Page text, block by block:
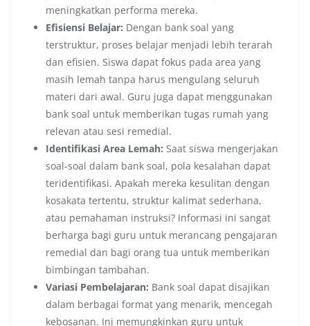
meningkatkan performa mereka.
Efisiensi Belajar: Dengan bank soal yang
terstruktur, proses belajar menjadi lebih terarah
dan efisien. Siswa dapat fokus pada area yang
masih lemah tanpa harus mengulang seluruh
materi dari awal. Guru juga dapat menggunakan
bank soal untuk memberikan tugas rumah yang
relevan atau sesi remedial.
Identifikasi Area Lemah: Saat siswa mengerjakan
soal-soal dalam bank soal, pola kesalahan dapat
teridentifikasi. Apakah mereka kesulitan dengan
kosakata tertentu, struktur kalimat sederhana,
atau pemahaman instruksi? Informasi ini sangat
berharga bagi guru untuk merancang pengajaran
remedial dan bagi orang tua untuk memberikan
bimbingan tambahan.
Variasi Pembelajaran: Bank soal dapat disajikan
dalam berbagai format yang menarik, mencegah
kebosanan. Ini memungkinkan guru untuk